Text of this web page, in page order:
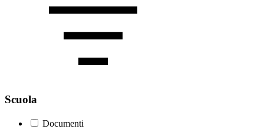
Scuola
Documenti